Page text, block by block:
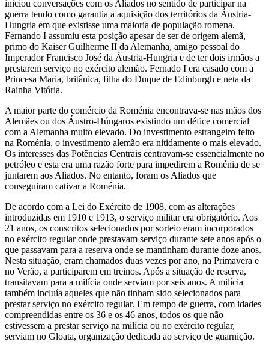
iniciou conversações com os Aliados no sentido de participar na
guerra tendo como garantia a aquisição dos territórios da Áustria-
Hungria em que existisse uma maioria de população romena.
Fernando I assumiu esta posição apesar de ser de origem alemã,
primo do Kaiser Guilherme II da Alemanha, amigo pessoal do
Imperador Francisco José da Áustria-Hungria e de ter dois irmãos a
prestarem serviço no exército alemão. Fernado I era casado com a
Princesa Maria, britânica, filha do Duque de Edinburgh e neta da
Rainha Vitória.
A maior parte do comércio da Roménia encontrava-se nas mãos dos
Alemães ou dos Áustro-Húngaros existindo um défice comercial
com a Alemanha muito elevado. Do investimento estrangeiro feito
na Roménia, o investimento alemão era nitidamente o mais elevado.
Os interesses das Potências Centrais centravam-se essencialmente no
petróleo e esta era uma razão forte para impedirem a Roménia de se
juntarem aos Aliados. No entanto, foram os Aliados que
conseguiram cativar a Roménia.
De acordo com a Lei do Exército de 1908, com as alterações
introduzidas em 1910 e 1913, o serviço militar era obrigatório. Aos
21 anos, os conscritos selecionados por sorteio eram incorporados
no exército regular onde prestavam serviço durante sete anos após o
que passavam para a reserva onde se mantinham durante doze anos.
Nesta situação, eram chamados duas vezes por ano, na Primavera e
no Verão, a participarem em treinos. Após a situação de reserva,
transitavam para a milícia onde serviam por seis anos. A milícia
também incluía aqueles que não tinham sido selecionados para
prestar serviço no exército regular. Em tempo de guerra, com idades
compreendidas entre os 36 e os 46 anos, todos os que não
estivessem a prestar serviço na milícia ou no exército regular,
serviam no Gloata, organização dedicada ao serviço de guarnição.